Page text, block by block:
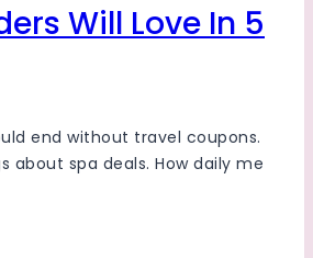
Will Love In 5
end without travel coupons.
about spa deals. How daily me